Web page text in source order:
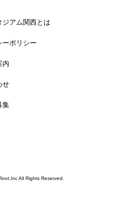
ジアム関西とは
ーポリシー
内
せ
集
All Rights Reserved.